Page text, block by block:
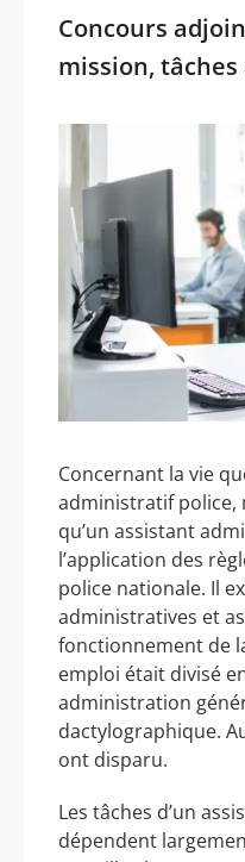
Concours
mission,
Concernant la vie
administratif police,
qu’un assistant
l’application des
police nationale. Il
administratives et
fonctionnement de
emploi était divisé
administration
dactylographique.
ont disparu.
Les tâches d’un
dépendent